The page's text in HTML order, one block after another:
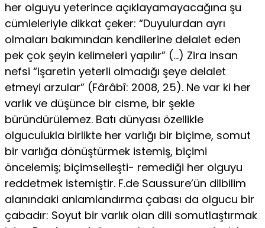
her olguyu yeterince açıklayamayaca­ğına şu
cümleleriyle dikkat çeker: “Duyulurdan ayrı
olmaları bakımından kendilerine delalet eden
pek çok şeyin kelimele­ri yapılır” (…) Zira insan
nefsi “işaretin yeterli olmadığı şeye delalet
etmeyi arzular” (Fârâbî: 2008, 25). Ne var ki her
varlık ve düşünce bir cisme, bir şekle
büründürülemez. Batı dünyası özellikle
olguculukla birlikte her varlığı bir biçime, somut
bir varlığa dönüştürmek istemiş, biçimi
öncelemiş; biçimselleşti- remediği her olguyu
reddetmek istemiştir. F.de Saussure’ün dilbilim
alanındaki anlamlandırma çabası da olgucu bir
çaba­dır: Soyut bir varlık olan dili somutlaştırmak